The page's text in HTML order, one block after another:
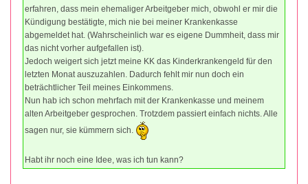
erfahren, dass mein ehemaliger Arbeitgeber mich, obwohl er mir die
Kündigung bestätigte, mich nie bei meiner Krankenkasse
abgemeldet hat. (Wahrscheinlich war es eigene Dummheit, dass mir
das nicht vorher aufgefallen ist).
Jedoch weigert sich jetzt meine KK das Kinderkrankengeld für den
letzten Monat auszuzahlen. Dadurch fehlt mir nun doch ein
beträchtlicher Teil meines Einkommens.
Nun hab ich schon mehrfach mit der Krankenkasse und meinem
alten Arbeitgeber gesprochen. Trotzdem passiert einfach nichts. Alle
sagen nur, sie kümmern sich.
Habt ihr noch eine Idee, was ich tun kann?